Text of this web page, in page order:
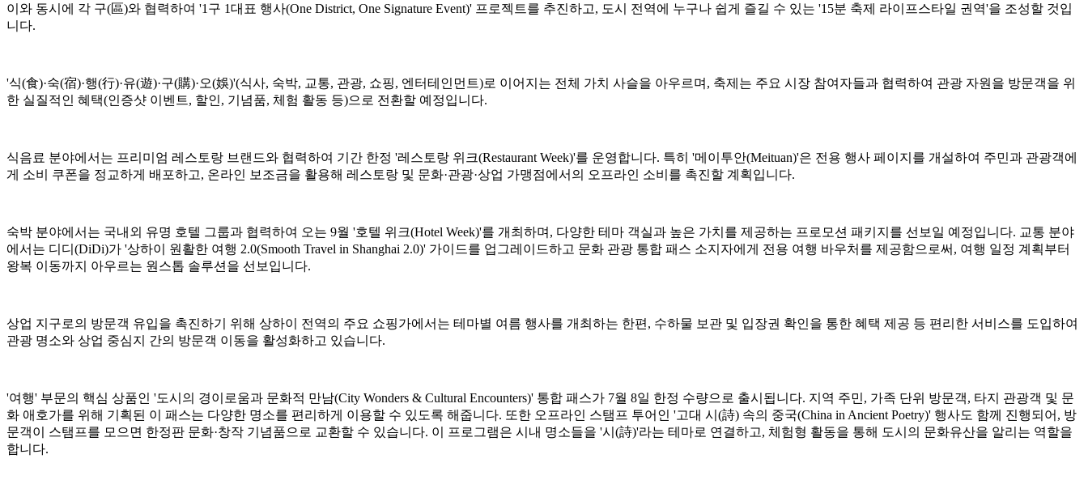
이와 동시에 각 구(區)와 협력하여 '1구 1대표 행사(One District, One Signature Event)' 프로젝트를 추진하고, 도시 전역에 누구나 쉽게 즐길 수 있는 '15분 축제 라이프스타일 권역'을 조성할 것입
니다.
'식(食)·숙(宿)·행(行)·유(遊)·구(購)·오(娛)'(식사, 숙박, 교통, 관광, 쇼핑, 엔터테인먼트)로 이어지는 전체 가치 사슬을 아우르며, 축제는 주요 시장 참여자들과 협력하여 관광 자원을 방문객을 위
한 실질적인 혜택(인증샷 이벤트, 할인, 기념품, 체험 활동 등)으로 전환할 예정입니다.
식음료 분야에서는 프리미엄 레스토랑 브랜드와 협력하여 기간 한정 '레스토랑 위크(Restaurant Week)'를 운영합니다. 특히 '메이투안(Meituan)'은 전용 행사 페이지를 개설하여 주민과 관광객에
게 소비 쿠폰을 정교하게 배포하고, 온라인 보조금을 활용해 레스토랑 및 문화·관광·상업 가맹점에서의 오프라인 소비를 촉진할 계획입니다.
숙박 분야에서는 국내외 유명 호텔 그룹과 협력하여 오는 9월 '호텔 위크(Hotel Week)'를 개최하며, 다양한 테마 객실과 높은 가치를 제공하는 프로모션 패키지를 선보일 예정입니다. 교통 분야
에서는 디디(DiDi)가 '상하이 원활한 여행 2.0(Smooth Travel in Shanghai 2.0)' 가이드를 업그레이드하고 문화 관광 통합 패스 소지자에게 전용 여행 바우처를 제공함으로써, 여행 일정 계획부터
왕복 이동까지 아우르는 원스톱 솔루션을 선보입니다.
상업 지구로의 방문객 유입을 촉진하기 위해 상하이 전역의 주요 쇼핑가에서는 테마별 여름 행사를 개최하는 한편, 수하물 보관 및 입장권 확인을 통한 혜택 제공 등 편리한 서비스를 도입하여
관광 명소와 상업 중심지 간의 방문객 이동을 활성화하고 있습니다.
'여행' 부문의 핵심 상품인 '도시의 경이로움과 문화적 만남(City Wonders & Cultural Encounters)' 통합 패스가 7월 8일 한정 수량으로 출시됩니다. 지역 주민, 가족 단위 방문객, 타지 관광객 및 문
화 애호가를 위해 기획된 이 패스는 다양한 명소를 편리하게 이용할 수 있도록 해줍니다. 또한 오프라인 스탬프 투어인 '고대 시(詩) 속의 중국(China in Ancient Poetry)' 행사도 함께 진행되어, 방
문객이 스탬프를 모으면 한정판 문화·창작 기념품으로 교환할 수 있습니다. 이 프로그램은 시내 명소들을 '시(詩)'라는 테마로 연결하고, 체험형 활동을 통해 도시의 문화유산을 알리는 역할을
합니다.